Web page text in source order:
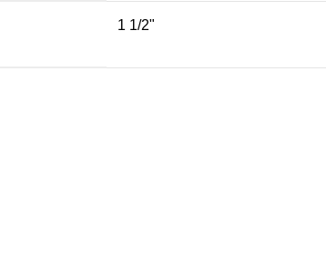
1 1/2"